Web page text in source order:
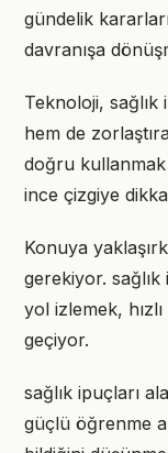
gündelik
davranışa
Teknoloji, sağlık
hem de
doğru kullanmak
ince çizgiye
Konuya
gerekiyor.
yol izlemek,
geçiyor.
sağlık ipuçları
güçlü öğrenme